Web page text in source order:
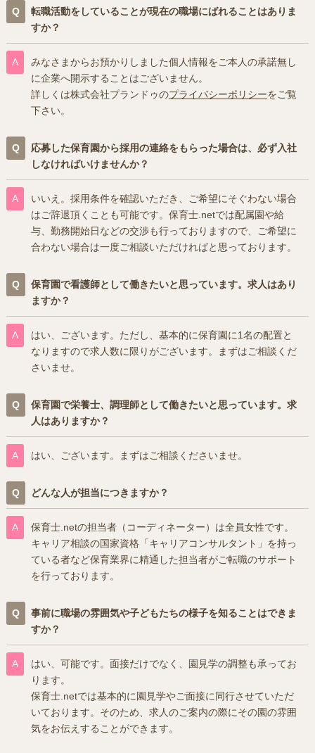
転職活動をしていることが現在の職場にばれることはありま
すか？
みなさまからお預かりしました個人情報をご本人の承諾無し
に企業へ開示することはございません。
詳しくは株式会社プランドゥのプライバシーポリシーをご覧
下さい。
応募した保育園から採用の連絡をもらった場合は、必ず入社
しなければいけませんか？
いいえ。採用条件を確認いただき、ご希望にそぐわない場合
はご辞退頂くことも可能です。保育士.netでは配属園や給
与、勤務開始日などの交渉も行っておりますので、ご希望に
合わない場合は一度ご相談いただければと思っております。
保育園で看護師として働きたいと思っています。求人はあり
ますか？
はい、ございます。ただし、基本的に保育園に1名の配置と
なりますので求人数に限りがございます。まずはご相談くだ
さいませ。
保育園で栄養士、調理師として働きたいと思っています。求
人はありますか？
はい、ございます。まずはご相談くださいませ。
どんな人が担当につきますか？
保育士.netの担当者（コーディネーター）は全員女性です。
キャリア相談の国家資格「キャリアコンサルタント」を持っ
ている者など保育業界に精通した担当者がご転職のサポート
を行っております。
事前に職場の雰囲気や子どもたちの様子を知ることはできま
すか？
はい、可能です。面接だけでなく、園見学の調整も承ってお
ります。
保育士.netでは基本的に園見学やご面接に同行させていただ
いております。そのため、求人のご案内の際にその園の雰囲
気をお伝えすることができます。